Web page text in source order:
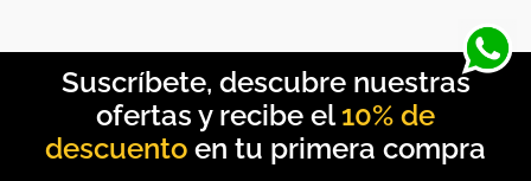
10% de
descuento